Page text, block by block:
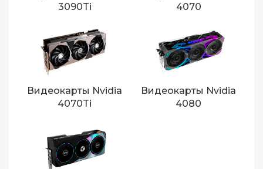
3090Ti
4070
Видеокарты Nvidia
4070Ti
Видеокарты Nvidia
4080